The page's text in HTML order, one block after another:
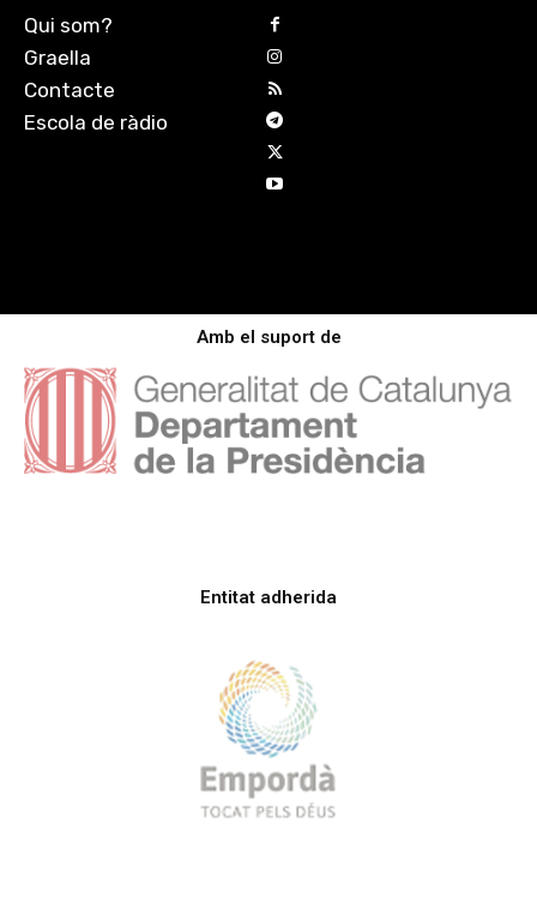
Qui som?
Graella
Contacte
Escola de ràdio
Amb el suport de
Entitat adherida